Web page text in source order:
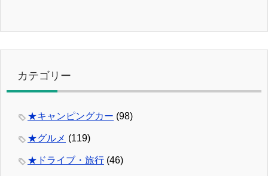
カテゴリー
★キャンピングカー (98)
★グルメ (119)
★ドライブ・旅行 (46)